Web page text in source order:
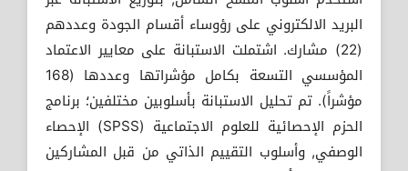
البريد الالكتروني على رؤوساء أقسام الجودة وعددهم
(22) مشارك. اشتملت الاستبانة على معايير الاعتماد
المؤسسي التسعة بكامل مؤشراتها وعددها (168
مؤشراً). تم تحليل الاستبانة بأسلوبين مختلفين؛ برنامج
الحزم الإحصائية للعلوم الاجتماعية (SPSS) الإحصاء
الوصفي, وأسلوب التقييم الذاتي من قبل المشاركين